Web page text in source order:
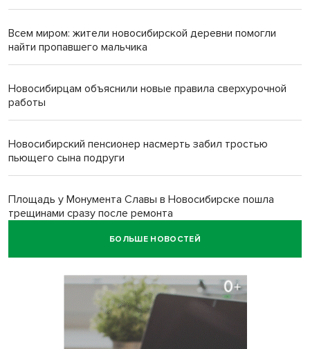
Всем миром: жители новосибирской деревни помогли
найти пропавшего мальчика
Новосибирцам объяснили новые правила сверхурочной
работы
Новосибирский пенсионер насмерть забил тростью
пьющего сына подруги
Площадь у Монумента Славы в Новосибирске пошла
трещинами сразу после ремонта
БОЛЬШЕ НОВОСТЕЙ